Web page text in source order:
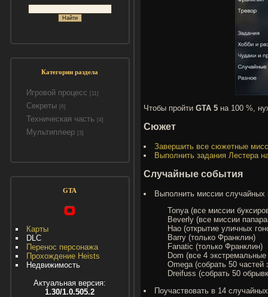
Категории раздела
Игровой процесс [11]
Секреты [6]
Техническая часть [4]
Мультиплеер [3]
GTA
Карты
DLC
Перенос персонажа
Прохождение Heists
Недвижимость
Актуальная версия:
1.30/1.0.505.2
Чтобы пройти GTA 5на 100 %,
Сюжет
Завершить все сюжетные
Выполнить задания Лестера
Случайные события
Выполнить миссии случайных
Tonya (все миссии
Beverly (все миссии
Hao (открытие уличных
Barry (только Франклин)
Fanatic (только Франклин)
Dom (все 4
Omega (собрать 50 частей
Dreifuss (собрать 50
Поучаствовать в 14